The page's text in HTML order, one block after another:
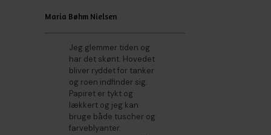
Maria Bøhm Nielsen
Jeg glemmer tiden og
har det skønt. Hovedet
bliver ryddet for tanker
og roen indfinder sig.
Papiret er tykt og
lækkert og jeg kan
bruge både tuscher og
farveblyanter.